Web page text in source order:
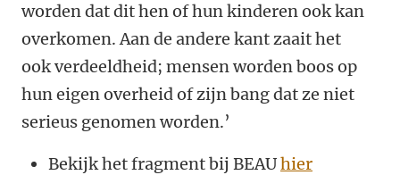
worden dat dit hen of hun kinderen ook kan
overkomen. Aan de andere kant zaait het
ook verdeeldheid; mensen worden boos op
hun eigen overheid of zijn bang dat ze niet
serieus genomen worden.’
Bekijk het fragment bij BEAUhier